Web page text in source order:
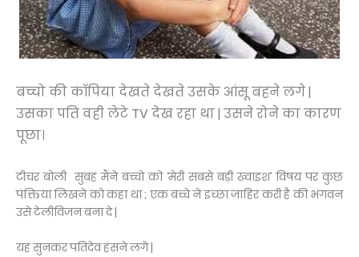
बच्चो की कॉपिया देखते देखते उसके आंसू बहने लगे |
उसका पति वही लेटे TV देख रहा था | उसने रोने का कारण
पूछा।
टीचर बोली सुबह मैंने बच्चो को ‘मेरी सबसे बड़ी ख्वाइश’ विषय पर कुछ
पंक्तिया लिखने को कहा था ; एक बच्चे ने इच्छा जाहिर करी है की भगवन
उसे टेलीविजन बना दे |
यह सुनकर पतिदेव हंसने लगे |